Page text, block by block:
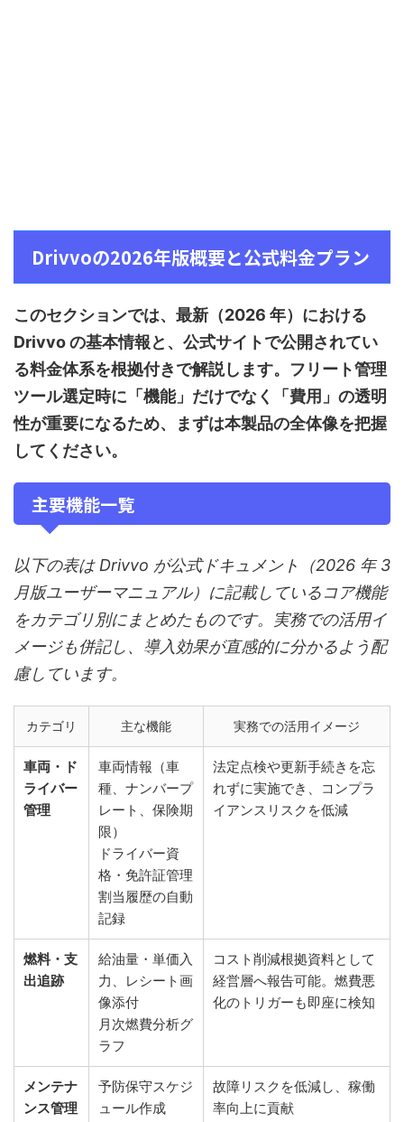
Drivvoの2026年版概要と公式料金プラン
このセクションでは、最新（2026 年）における
Drivvo の基本情報と、公式サイトで公開されてい
る料金体系を根拠付きで解説します。フリート管理
ツール選定時に「機能」だけでなく「費用」の透明
性が重要になるため、まずは本製品の全体像を把握
してください。
主要機能一覧
以下の表は Drivvo が公式ドキュメント（2026 年 3
月版ユーザーマニュアル）に記載しているコア機能
をカテゴリ別にまとめたものです。実務での活用イ
メージも併記し、導入効果が直感的に分かるよう配
慮しています。
カテゴリ 主な機能 実務での活用イメージ
車両・ド
ライバー
管理
車両情報（車
種、ナンバープ
レート、保険期
限）
ドライバー資
格・免許証管理
割当履歴の自動
記録
法定点検や更新手続きを忘
れずに実施でき、コンプラ
イアンスリスクを低減
燃料・支
出追跡
給油量・単価入
力、レシート画
像添付
月次燃費分析グ
ラフ
コスト削減根拠資料として
経営層へ報告可能。燃費悪
化のトリガーも即座に検知
メンテナ
ンス管理
予防保守スケジ
ュール作成
故障リスクを低減し、稼働
率向上に貢献